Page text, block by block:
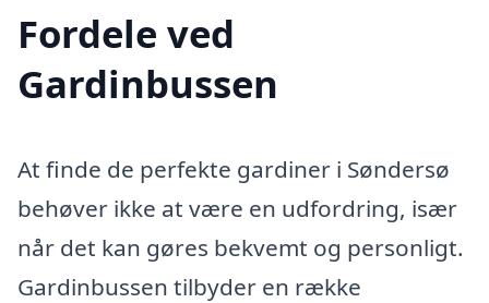
Fordele ved
Gardinbussen
At finde de perfekte gardiner i Søndersø
behøver ikke at være en udfordring, især
når det kan gøres bekvemt og personligt.
Gardinbussen tilbyder en række